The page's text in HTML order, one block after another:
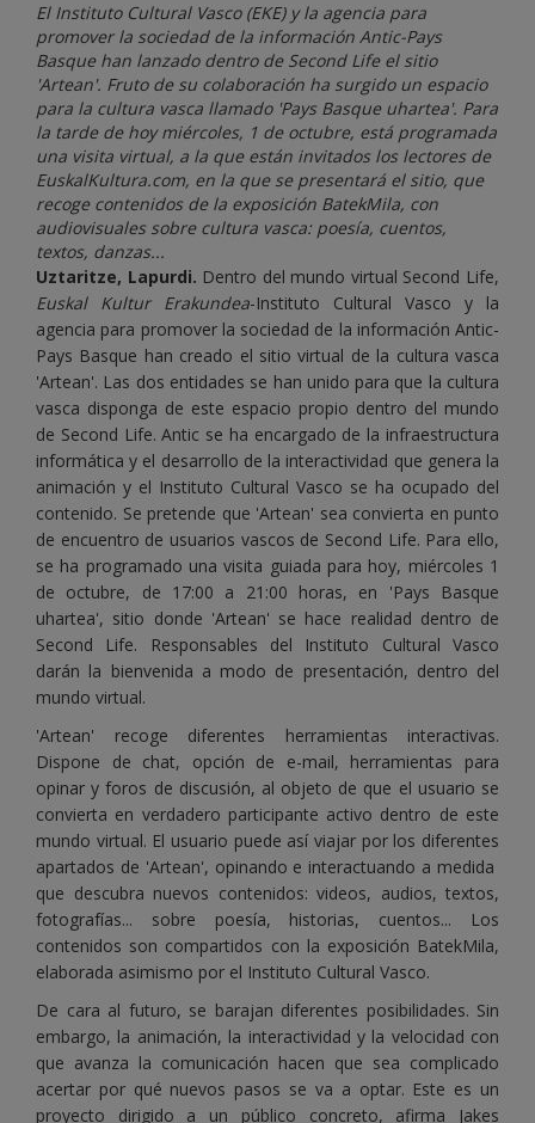
El Instituto Cultural Vasco (EKE) y la agencia para
promover la sociedad de la información Antic-Pays
Basque han lanzado dentro de Second Life el sitio
'Artean'. Fruto de su colaboración ha surgido un espacio
para la cultura vasca llamado 'Pays Basque uhartea'. Para
la tarde de hoy miércoles, 1 de octubre, está programada
una visita virtual, a la que están invitados los lectores de
EuskalKultura.com, en la que se presentará el sitio, que
recoge contenidos de la exposición BatekMila, con
audiovisuales sobre cultura vasca: poesía, cuentos,
textos, danzas...
Uztaritze, Lapurdi. Dentro del mundo virtual Second Life,
Euskal Kultur Erakundea-Instituto Cultural Vasco y la
agencia para promover la sociedad de la información Antic-
Pays Basque han creado el sitio virtual de la cultura vasca
'Artean'. Las dos entidades se han unido para que la cultura
vasca disponga de este espacio propio dentro del mundo
de Second Life. Antic se ha encargado de la infraestructura
informática y el desarrollo de la interactividad que genera la
animación y el Instituto Cultural Vasco se ha ocupado del
contenido. Se pretende que 'Artean' sea convierta en punto
de encuentro de usuarios vascos de Second Life. Para ello,
se ha programado una visita guiada para hoy, miércoles 1
de octubre, de 17:00 a 21:00 horas, en 'Pays Basque
uhartea', sitio donde 'Artean' se hace realidad dentro de
Second Life. Responsables del Instituto Cultural Vasco
darán la bienvenida a modo de presentación, dentro del
mundo virtual.
'Artean' recoge diferentes herramientas interactivas.
Dispone de chat, opción de e-mail, herramientas para
opinar y foros de discusión, al objeto de que el usuario se
convierta en verdadero participante activo dentro de este
mundo virtual. El usuario puede así viajar por los diferentes
apartados de 'Artean', opinando e interactuando a medida
que descubra nuevos contenidos: videos, audios, textos,
fotografías... sobre poesía, historias, cuentos... Los
contenidos son compartidos con la exposición BatekMila,
elaborada asimismo por el Instituto Cultural Vasco.
De cara al futuro, se barajan diferentes posibilidades. Sin
embargo, la animación, la interactividad y la velocidad con
que avanza la comunicación hacen que sea complicado
acertar por qué nuevos pasos se va a optar. Este es un
proyecto dirigido a un público concreto, afirma Jakes